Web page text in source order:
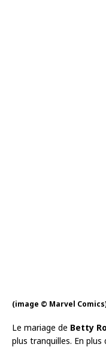
(image © Marvel
Le mariage de Betty
plus tranquilles. En